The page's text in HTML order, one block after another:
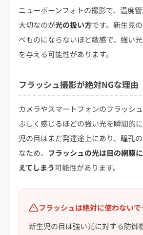
ニューボーンフォトの撮影で、温度
大切なのが光の扱い方です。新生児
べものにならないほど敏感で、強い
を与える可能性があります。
フラッシュ撮影が絶対NGな理由
カメラやスマートフォンのフラッシ
ぶしく感じるほどの強い光を瞬間的
児の目はまだ発達途上にあり、瞳孔
なため、 フラッシュの光は目の網膜
えてしまう可能性があります。
フラッシュは絶対に使わない
新生児の目は強い光に対する防御